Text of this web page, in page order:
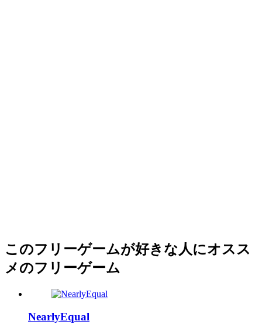
このフリーゲームが好きな人にオスス
メのフリーゲーム
NearlyEqual